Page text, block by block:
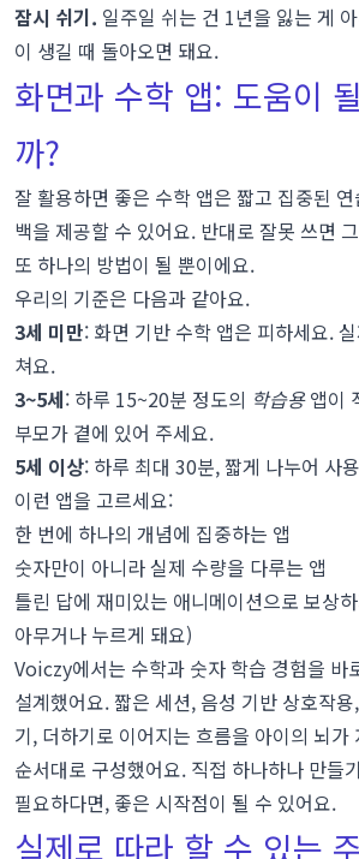
잠시 쉬기. 일주일 쉬는 건 1년을 잃는 게
이 생길 때 돌아오면 돼요.
화면과 수학 앱: 도움이
까?
잘 활용하면 좋은 수학 앱은 짧고 집중된
백을 제공할 수 있어요. 반대로 잘못 쓰면
또 하나의 방법이 될 뿐이에요.
우리의 기준은 다음과 같아요.
3세 미만: 화면 기반 수학 앱은 피하세요.
쳐요.
3~5세: 하루 15~20분 정도의 학습용앱이
부모가 곁에 있어 주세요.
5세 이상: 하루 최대 30분, 짧게 나누어 사
이런 앱을 고르세요:
한 번에 하나의 개념에 집중하는 앱
숫자만이 아니라 실제 수량을 다루는 앱
틀린 답에 재미있는 애니메이션으로 보상
아무거나 누르게 돼요)
Voiczy에서는 수학과 숫자 학습 경험을 바
설계했어요. 짧은 세션, 음성 기반 상호작
기, 더하기로 이어지는 흐름을 아이의 뇌가
순서대로 구성했어요. 직접 하나하나 만들
필요하다면, 좋은 시작점이 될 수 있어요.
실제로 따라 할 수 있는